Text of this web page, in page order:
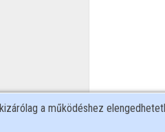
a működéshez